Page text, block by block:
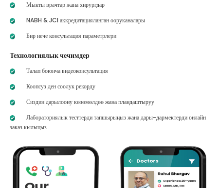
Мыкты врачтар жана хирургдар
NABH & JCI аккредитацияланган ооруканалары
Бир нече консультация параметрлери
Технологиялык чечимдер
Талап боюнча видеоконсультация
Коопсуз ден соолук рекорду
Сиздин дарылоону көзөмөлдөө жана пландаштыруу
Лабораториялык тесттерди тапшырыңыз жана дары-дармектерди онлайн
заказ кылыңыз